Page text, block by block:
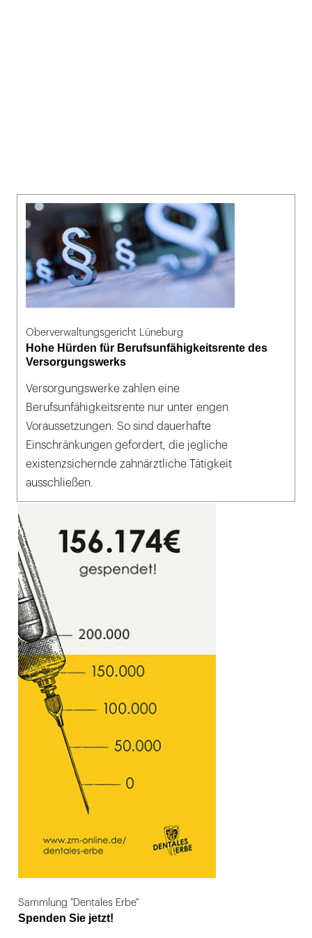
Oberverwaltungsgericht Lüneburg
Hohe Hürden für Berufsunfähigkeitsrente des
Versorgungswerks
Versorgungswerke zahlen eine
Berufsunfähigkeitsrente nur unter engen
Voraussetzungen. So sind dauerhafte
Einschränkungen gefordert, die jegliche
existenzsichernde zahnärztliche Tätigkeit
ausschließen.
Sammlung "Dentales Erbe"
Spenden Sie jetzt!